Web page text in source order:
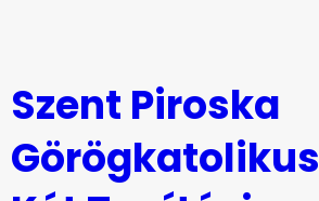
Szent Piroska
Görögkatolikus